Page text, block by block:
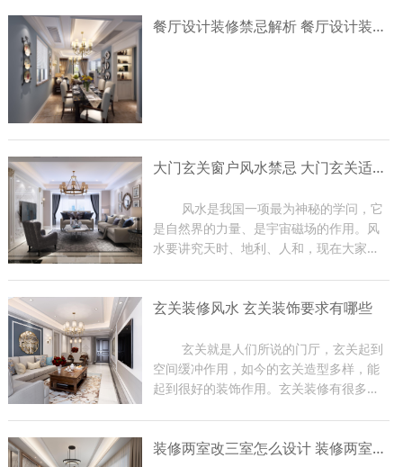
餐厅设计装修禁忌解析 餐厅设计装修技巧介绍
大门玄关窗户风水禁忌 大门玄关适合摆放什么
	风水是我国一项最为神秘的学问，它
是自然界的力量、是宇宙磁场的作用。风
水要讲究天时、地利、人和，现在大家在
装修时有很多禁忌。那么下面东游装饰的
玄关装修风水 玄关装饰要求有哪些
	玄关就是人们所说的门厅，玄关起到
空间缓冲作用，如今的玄关造型多样，能
起到很好的装饰作用。玄关装修有很多风
康，严重时会影响到主人的事业。下面小装修两室改三室怎么设计 装修两室注意事项